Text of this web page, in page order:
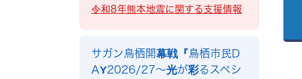
令和8年熊本地震に関する支援情報
サガン鳥栖開幕戦『鳥栖市民D
AY2026/27～光が彩るスペシ